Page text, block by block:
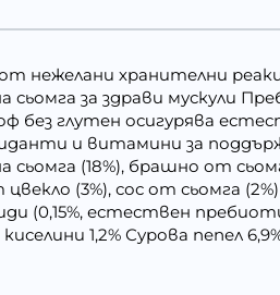
нежелани хранителни
сьомга за здрави мускули
без глутен осигурява
и витамини за
сьомга (18%), брашно от
(3%), сос от сьомга
(0,15%, естествен
1,2% Сурова пепел